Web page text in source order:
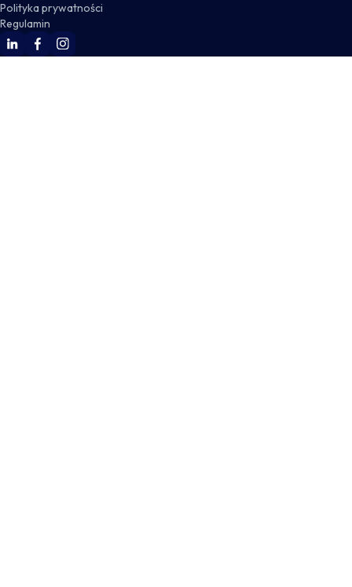
Polityka prywatności
Regulamin
WSKZ Linkedin
WSKZ Facebook
WSKZ Instagram